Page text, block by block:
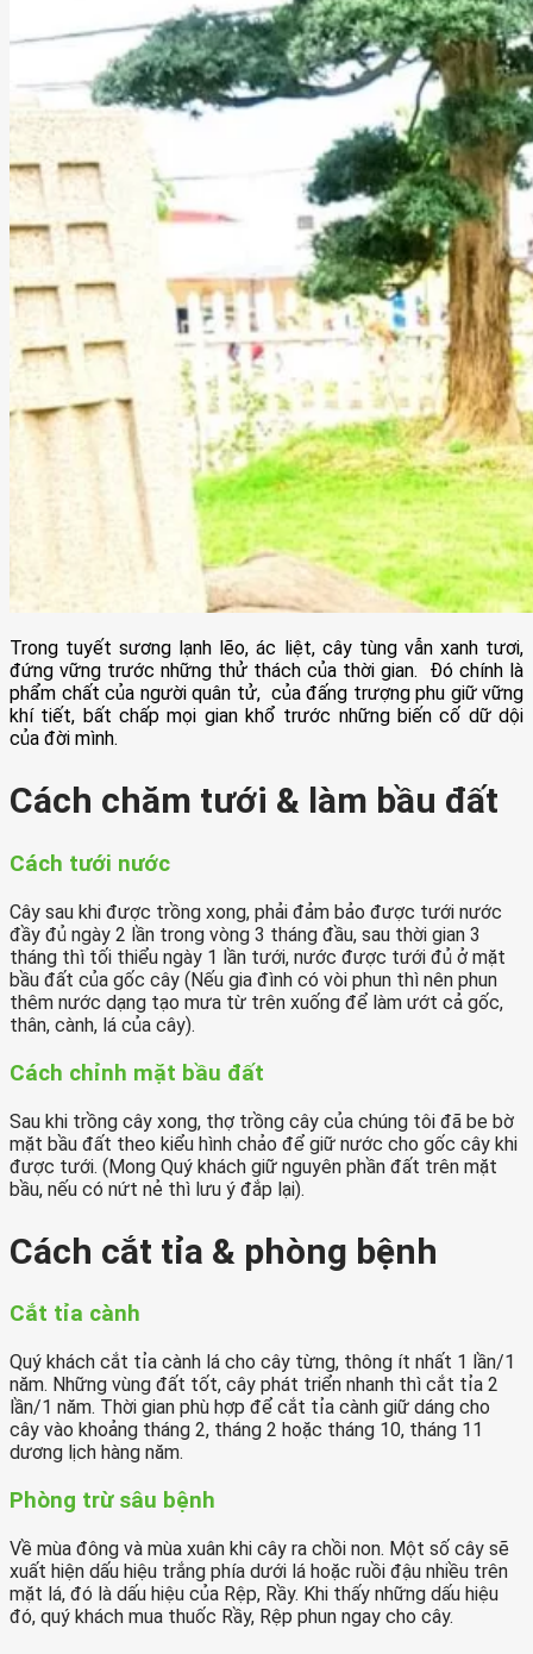
Trong tuyết sương lạnh lẽo, ác liệt, cây tùng vẫn xanh tươi,
đứng vững trước những thử thách của thời gian. Đó chính là
phẩm chất của người quân tử, của đấng trượng phu giữ vững
khí tiết, bất chấp mọi gian khổ trước những biến cố dữ dội
của đời mình.
Cách chăm tưới & làm bầu đất
Cách tưới nước
Cây sau khi được trồng xong, phải đảm bảo được tưới nước
đầy đủ ngày 2 lần trong vòng 3 tháng đầu, sau thời gian 3
tháng thì tối thiểu ngày 1 lần tưới, nước được tưới đủ ở mặt
bầu đất của gốc cây (Nếu gia đình có vòi phun thì nên phun
thêm nước dạng tạo mưa từ trên xuống để làm ướt cả gốc,
thân, cành, lá của cây).
Cách chỉnh mặt bầu đất
Sau khi trồng cây xong, thợ trồng cây của chúng tôi đã be bờ
mặt bầu đất theo kiểu hình chảo để giữ nước cho gốc cây khi
được tưới. (Mong Quý khách giữ nguyên phần đất trên mặt
bầu, nếu có nứt nẻ thì lưu ý đắp lại).
Cách cắt tỉa & phòng bệnh
Cắt tỉa cành
Quý khách cắt tỉa cành lá cho cây từng, thông ít nhất 1 lần/1
năm. Những vùng đất tốt, cây phát triển nhanh thì cắt tỉa 2
lần/1 năm. Thời gian phù hợp để cắt tỉa cành giữ dáng cho
cây vào khoảng tháng 2, tháng 2 hoặc tháng 10, tháng 11
dương lịch hàng năm.
Phòng trừ sâu bệnh
Về mùa đông và mùa xuân khi cây ra chồi non. Một số cây sẽ
xuất hiện dấu hiệu trắng phía dưới lá hoặc ruồi đậu nhiều trên
mặt lá, đó là dấu hiệu của Rệp, Rầy. Khi thấy những dấu hiệu
đó, quý khách mua thuốc Rầy, Rệp phun ngay cho cây.